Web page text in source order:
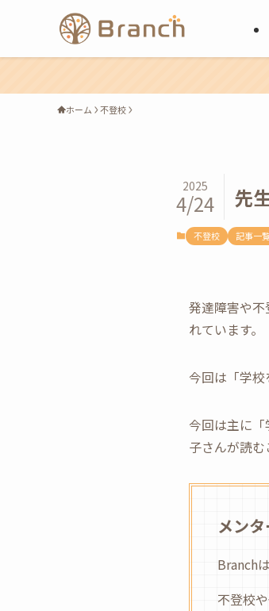
ホーム 不登校
先
2025
4/24
不登校 記事一
発達障害や
れています。
今回は「学校
今回は主に
子さんが読む
メン
Branchは
不登校